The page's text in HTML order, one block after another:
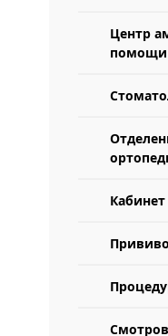
Центр
помощи